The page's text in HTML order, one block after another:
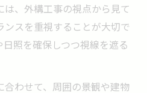
、外構工事の視点から見て
スを重視することが大切で
照を確保しつつ視線を遮る
合わせて、周囲の景観や建物